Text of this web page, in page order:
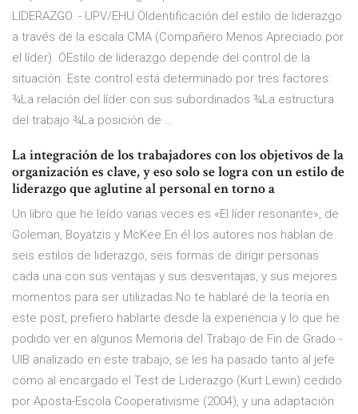
LIDERAZGO. - UPV/EHU ÖIdentificación del estilo de liderazgo
a través de la escala CMA (Compañero Menos Apreciado por
el líder). ÖEstilo de liderazgo depende del control de la
situación. Este control está determinado por tres factores:
¾La relación del líder con sus subordinados ¾La estructura
del trabajo ¾La posición de …
La integración de los trabajadores con los objetivos de la
organización es clave, y eso solo se logra con un estilo de
liderazgo que aglutine al personal en torno a
Un libro que he leído varias veces es «El líder resonante», de
Goleman, Boyatzis y McKee.En él los autores nos hablan de
seis estilos de liderazgo, seis formas de dirigir personas
cada una con sus ventajas y sus desventajas, y sus mejores
momentos para ser utilizadas.No te hablaré de la teoría en
este post, prefiero hablarte desde la experiencia y lo que he
podido ver en algunos Memoria del Trabajo de Fin de Grado -
UIB analizado en este trabajo, se les ha pasado tanto al jefe
como al encargado el Test de Liderazgo (Kurt Lewin) cedido
por Aposta-Escola Cooperativisme (2004), y una adaptación